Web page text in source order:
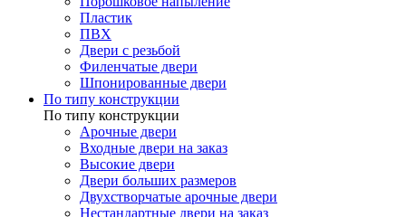
Пластик
ПВХ
Двери с резьбой
Филенчатые двери
Шпонированные двери
По типу конструкции
По типу конструкции
Арочные двери
Входные двери на заказ
Высокие двери
Двери больших размеров
Двухстворчатые арочные двери
Нестандартные двери на заказ